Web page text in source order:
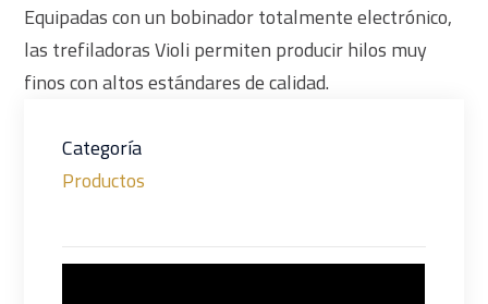
Equipadas con un bobinador totalmente electrónico,
las trefiladoras Violi permiten producir hilos muy
finos con altos estándares de calidad.
Categoría
Productos